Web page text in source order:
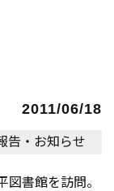
2011/06/18
告・お知らせ
図書館を訪問。